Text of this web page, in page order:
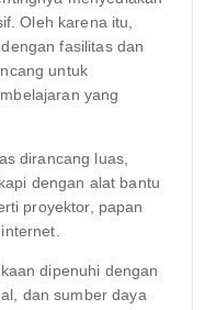
Oleh karena itu,
fasilitas dan
untuk
yang
dirancang luas,
dengan alat bantu
proyektor, papan
dipenuhi dengan
dan sumber daya